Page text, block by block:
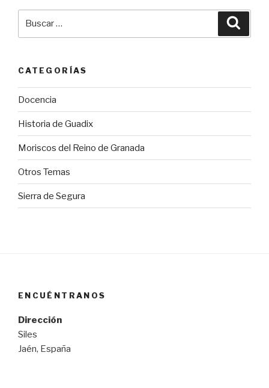
CATEGORÍAS
Docencia
Historia de Guadix
Moriscos del Reino de Granada
Otros Temas
Sierra de Segura
ENCUÉNTRANOS
Dirección
Siles
Jaén, España